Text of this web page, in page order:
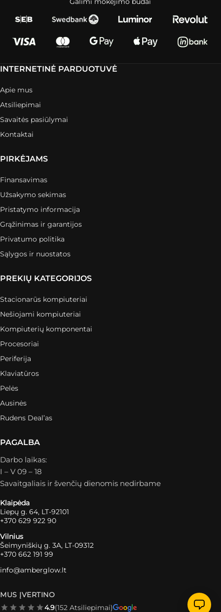
INTERNETINĖ PARDUOTUVĖ
Apie mus
Atsiliepimai
Savaitės pasiūlymai
Kontaktai
PIRKĖJAMS
Finansavimas
Užsakymo sekimas
Pristatymo informacija
Grąžinimas ir garantijos
Privatumo politika
Sąlygos ir nuostatos
PREKIŲ KATEGORIJOS
Stacionarūs kompiuteriai
Nešiojami kompiuteriai
Kompiuterių komponentai
Procesoriai
Periferija
Klaviatūros
Pelės
Ausinės
Rudens Deal’as
PAGALBA
Darbo laikas:
I – V 09 – 18
Savaitgaliais ir švenčių dienomis nedirbame
Klaipėda
Liepų g. 64, LT-92101
+370 629 922 90
Vilnius
Šeimyniškių g. 3A, LT-09312
+370 662 191 99
info@amberglow.lt
MUS ĮVERTINO
4.9(152 Atsiliepimai)